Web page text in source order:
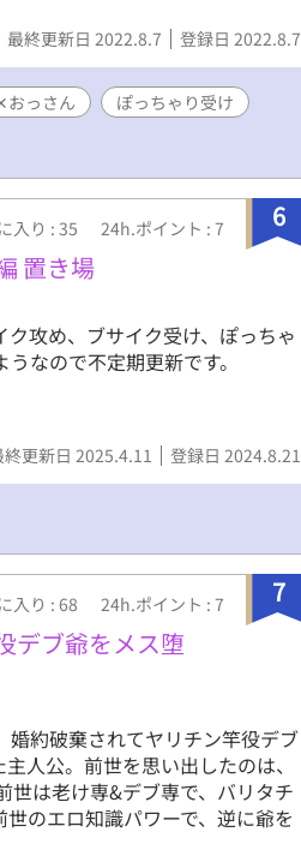
最終更新日 2022.8.7 登録日 2022.8.7
おっさん
ぽっちゃり受け
6
入り : 35 24h.ポイント : 7
置き場
攻め、ブサイク受け、ぽっちゃ
なので不定期更新です。
終更新日 2025.4.11 登録日 2024.8.21
7
入り : 68 24h.ポイント : 7
デブ爺をメス堕
婚約破棄されてヤリチン竿役デブ
人公。前世を思い出したのは、
世は老け専&デブ専で、バリタチ
のエロ知識パワーで、逆に爺を